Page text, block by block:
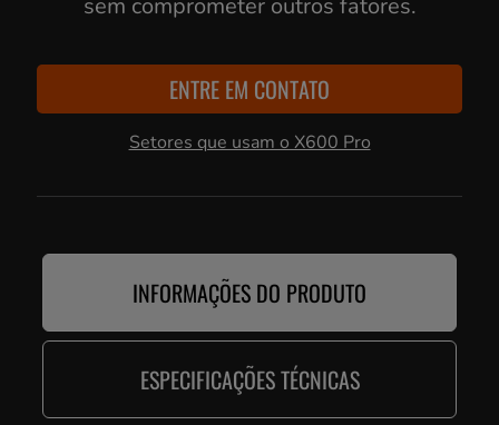
sem comprometer outros fatores.
ENTRE EM CONTATO
Setores que usam o X600 Pro
INFORMAÇÕES DO PRODUTO
ESPECIFICAÇÕES TÉCNICAS